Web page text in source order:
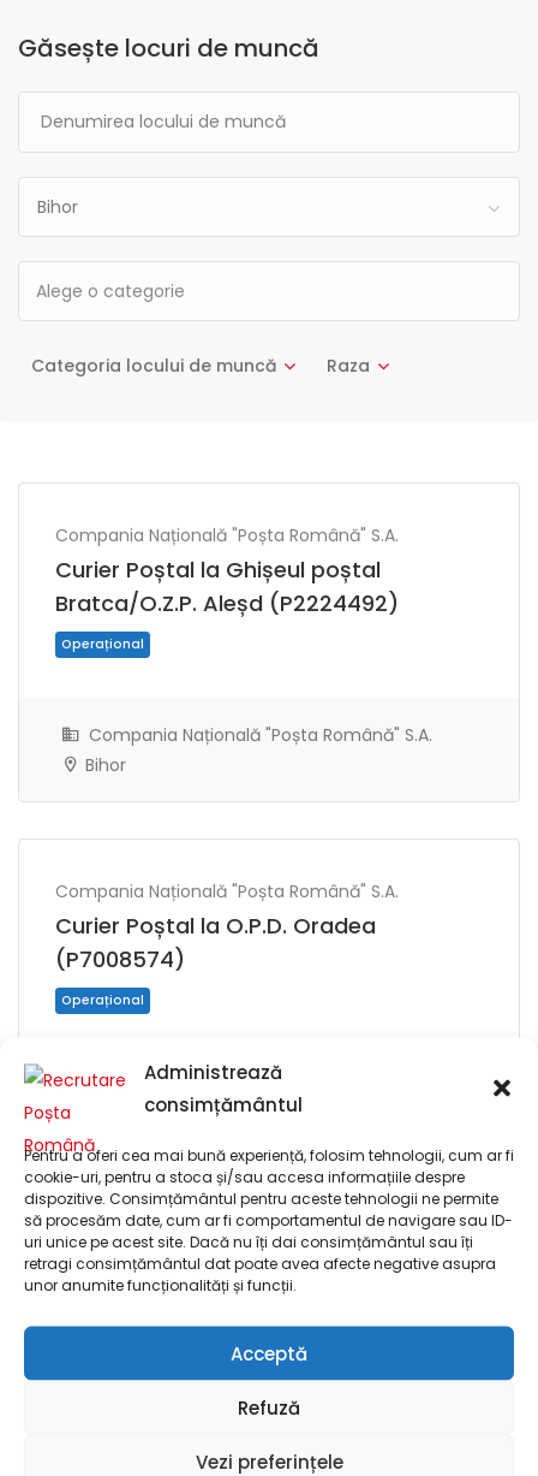
Administrează
consimțământul
Pentru a oferi cea mai bună experiență, folosim tehnologii, cum ar fi
cookie-uri, pentru a stoca și/sau accesa informațiile despre
dispozitive. Consimțământul pentru aceste tehnologii ne permite
să procesăm date, cum ar fi comportamentul de navigare sau ID-
uri unice pe acest site. Dacă nu îți dai consimțământul sau îți
retragi consimțământul dat poate avea afecte negative asupra
unor anumite funcționalități și funcții.
Acceptă
Refuză
Vezi preferințele
Găsește locuri de muncă
Bihor
Categoria locului de muncă Raza
Compania Națională "Poșta Română" S.A.
Curier Poștal la Ghișeul poștal
Bratca/O.Z.P. Aleșd (P2224492)
Compania Națională "Poșta Română" S.A.
Bihor
Compania Națională "Poșta Română" S.A.
Curier Poștal la O.P.D. Oradea
(P7008574)
Operațional
Compania Națională "Poșta Română" S.A.
Compania Națională "Poșta Română" S.A.
Curier Poștal la O.P.D. Oradea